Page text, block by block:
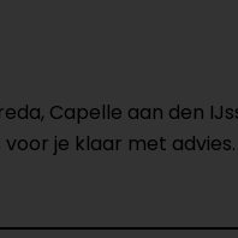
Capelle aan den
je klaar met advies.